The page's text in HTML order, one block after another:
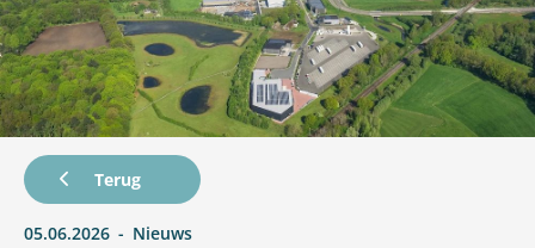
Terug
05.06.2026 Nieuws